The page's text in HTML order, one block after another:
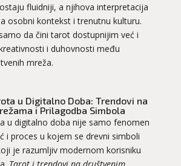
fluidniji, a njihova interpretacija
osobni kontekst i trenutnu kulturu.
da čini tarot dostupnijim već i
i duhovnosti među
mreža.
u Digitalno Doba: Trendovi na
i Prilagodba Simbola
u digitalno doba nije samo fenomen
i proces u kojem se drevni simboli
je razumljiv modernom korisniku